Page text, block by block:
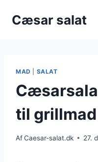
Cæsar salat
MAD SALAT
til grillmad
AfCaesar-salat.dk 27.